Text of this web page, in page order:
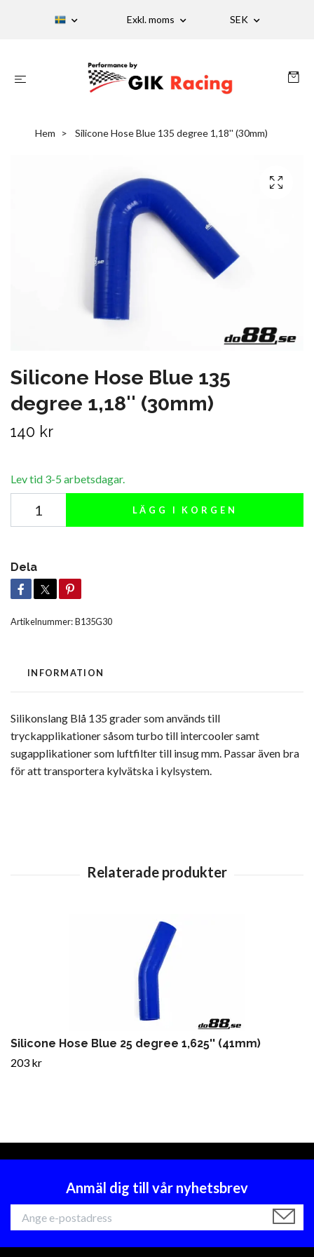
Exkl. moms SEK
Hem Silicone Hose Blue 135 degree 1,18'' (30mm)
Silicone Hose Blue 135
degree 1,18'' (30mm)
140 kr
Lev tid 3-5 arbetsdagar.
LÄGG I KORGEN
Dela
Artikelnummer:B135G30
INFORMATION
Silikonslang Blå 135 grader som används till
tryckapplikationer såsom turbo till intercooler samt
sugapplikationer som luftfilter till insug mm. Passar även bra
för att transportera kylvätska i kylsystem.
Silicone Hose Blue 25 degree 1,625'' (41mm)
203 kr
Anmäl dig till vår nyhetsbrev